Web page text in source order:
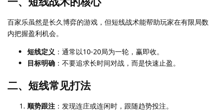
百家乐虽然是长久博弈的游戏，但短线战术能帮助玩家在有限局数
内把握盈利机会。
短线定义 ：通常以10-20局为一轮，赢即收。
目标明确 ：不要追求长时间对战，而是快速止盈。
二、短线常见打法
顺势跟注 ：发现连庄或连闲时，跟随趋势投注。